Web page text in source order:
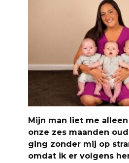
Mijn man liet me
onze zes maanden
ging zonder mij op
omdat ik er volgens